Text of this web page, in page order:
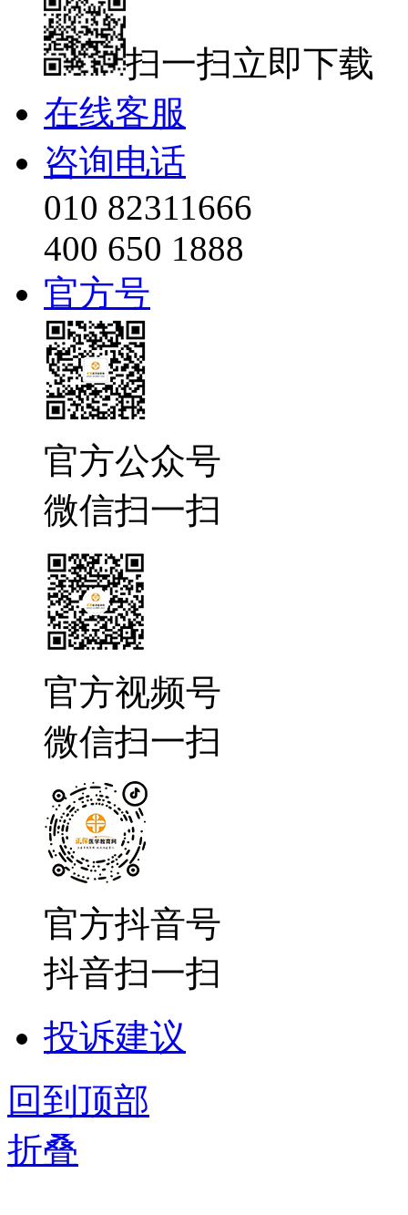
扫一扫立即下载
在线客服
咨询电话
010 82311666
400 650 1888
官方号
官方公众号
微信扫一扫
官方视频号
微信扫一扫
官方抖音号
抖音扫一扫
投诉建议
回到顶部
折叠